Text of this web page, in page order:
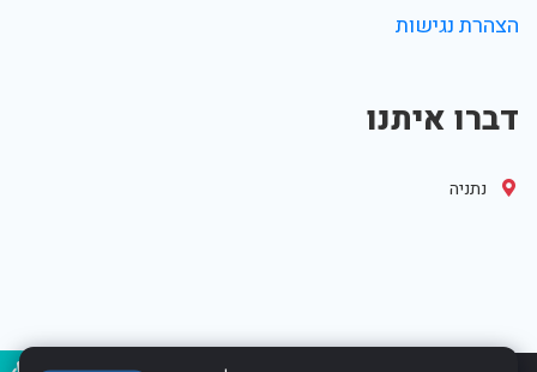
הצהרת נגישות
דברו איתנו
נתניה